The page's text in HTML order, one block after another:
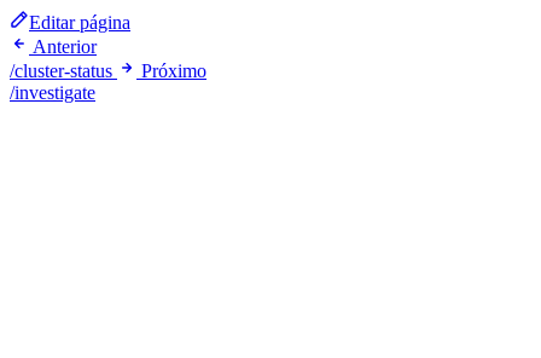
Editar página
Anterior
/cluster-status
Próximo
/investigate